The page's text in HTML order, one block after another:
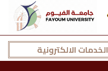
الخدمات الالكترونية